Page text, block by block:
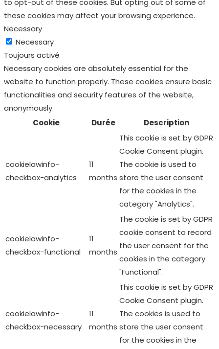
to opt-out of these cookies. But opting out of some of
these cookies may affect your browsing experience.
Necessary
Necessary
Toujours activé
Necessary cookies are absolutely essential for the
website to function properly. These cookies ensure basic
functionalities and security features of the website,
anonymously.
Cookie
Durée Description
cookielawinfo-
checkbox-analytics
11
months
This cookie is set by GDPR
Cookie Consent plugin.
The cookie is used to
store the user consent
for the cookies in the
category "Analytics".
cookielawinfo-
checkbox-functional
11
months
The cookie is set by GDPR
cookie consent to record
the user consent for the
cookies in the category
"Functional".
cookielawinfo-
checkbox-necessary
11
months
This cookie is set by GDPR
Cookie Consent plugin.
The cookies is used to
store the user consent
for the cookies in the